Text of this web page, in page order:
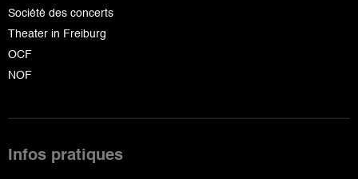
Société des concerts
Theater in Freiburg
OCF
NOF
Infos pratiques